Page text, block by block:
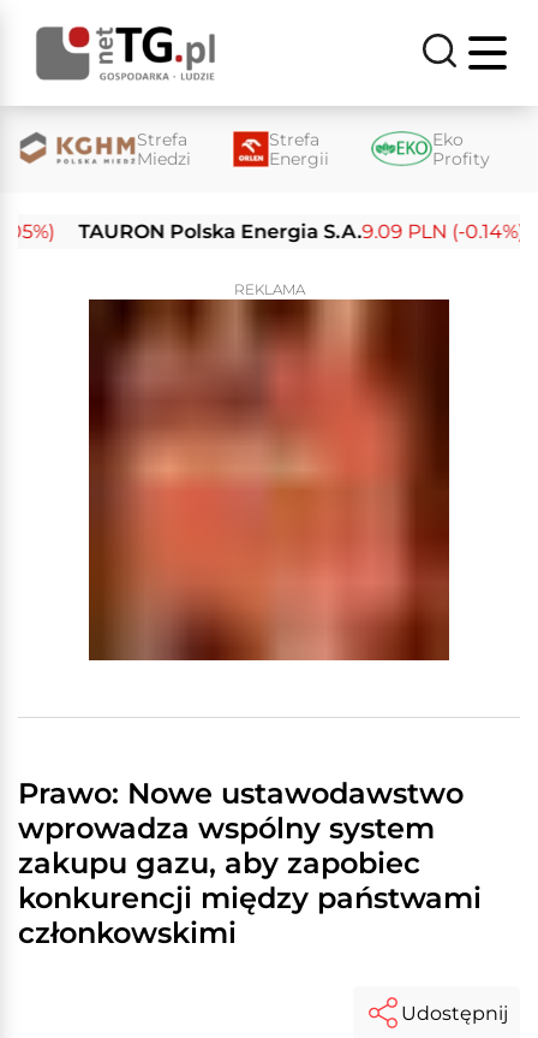
Strefa
Miedzi
Strefa
Energii
Eko
Profity
TAURON Polska Energia S.A.9.09 PLN (-0.14%)
REKLAMA
Prawo: Nowe ustawodawstwo
wprowadza wspólny system
zakupu gazu, aby zapobiec
konkurencji między państwami
członkowskimi
Udostępnij